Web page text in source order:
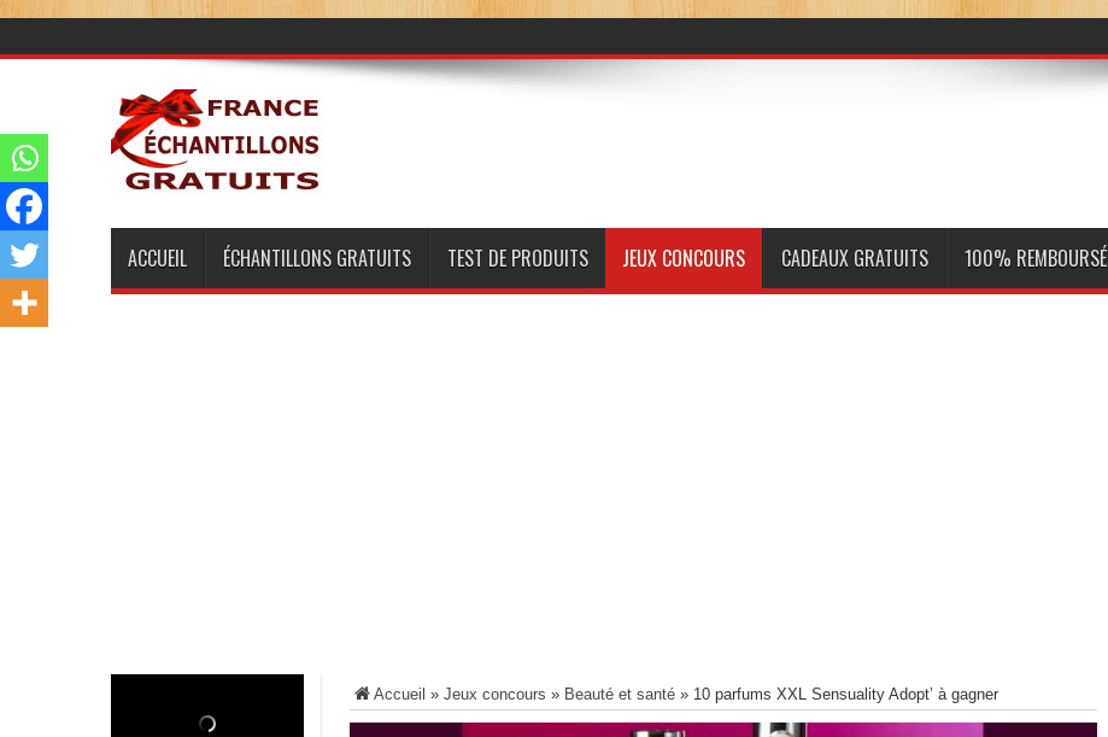
ACCUEIL ÉCHANTILLONS GRATUITS TEST DE PRODUITS JEUX CONCOURS CADEAUX GRATUITS 100% REMBOURSÉ
Accueil » Jeux concours » Beauté et santé » 10 parfums XXL Sensuality Adopt’ à gagner